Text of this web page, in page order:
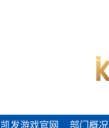
凯发游戏官网
凯发游戏官网 部门概况
部门概况